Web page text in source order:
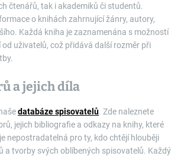
čtenářů, tak i akademiků či studentů.
o knihách zahrnující žánry, autory,
Každá kniha je zaznamenána s možností
od uživatelů, což přidává další rozměr při
a jejich díla
databáze spisovatelů. Zde naleznete
jejich bibliografie a odkazy na knihy, které
nepostradatelná pro ty, kdo chtějí hlouběji
a tvorby svých oblíbených spisovatelů. Každý